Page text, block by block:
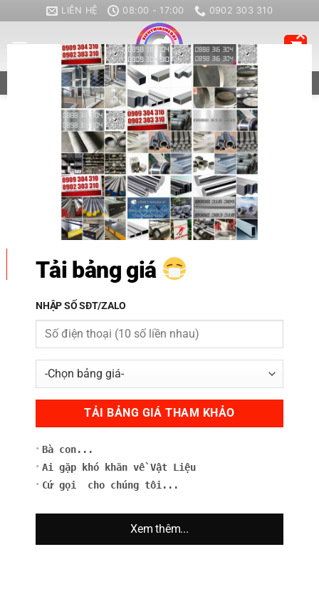
qua
nội
LIÊN HỆ 08:00 - 17:00 0902 303 310
ZALO CALL
THÉP
Giá Thép X201CrW12: Bảng Báo
Giá, Mua Ở Đâu Tốt Nhất?
Nắm bắt biến độngGiá Thép X201CrW12là yếu
Tải bảng giá
NHẬP SỐ SĐT/ZALO
Bà con...
Ai gặp khó khăn về Vật Liệu
Cứ gọi cho chúng tôi...
Xem thêm...
Không hiện lại nữa!